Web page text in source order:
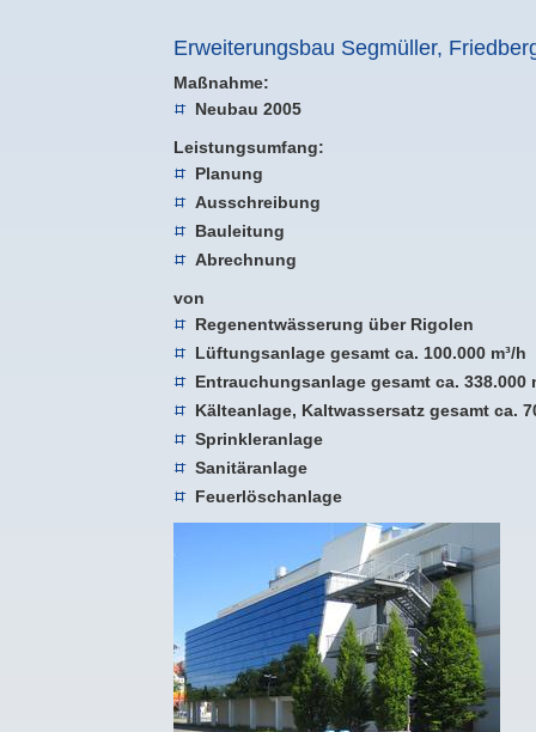
Erweiterungsbau Segmüller,
Maßnahme:
Neubau 2005
Leistungsumfang:
Planung
Ausschreibung
Bauleitung
Abrechnung
von
Regenentwässerung über Rigolen
Lüftungsanlage gesamt ca. 100.000 m³/h
Entrauchungsanlage gesamt ca. 338.000
Kälteanlage, Kaltwassersatz gesamt ca.
Sprinkleranlage
Sanitäranlage
Feuerlöschanlage